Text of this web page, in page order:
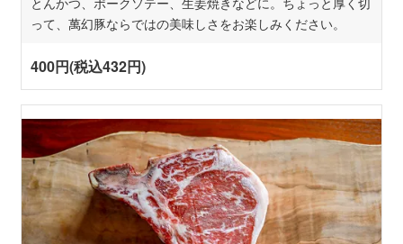
って、萬幻豚ならではの美味しさをお楽しみください。
400円(税込432円)